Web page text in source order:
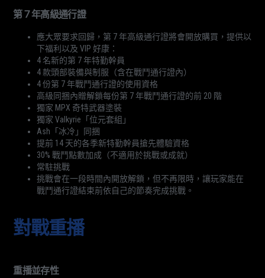
第 7 年高級通行證
應大眾要求回歸，第 7 年高級通行證將會開放購買，提供以
下福利以及 VIP 好康：
4 名新的第 7 年特勤幹員
4 款頭部裝備與制服（含在戰鬥通行證內）
4 份第 7 年戰鬥通行證的使用資格
高級同捆內贈解鎖每份第 7 年戰鬥通行證的前 20 階
獨家 MPX 奇特武器塗裝
獨家 Valkyrie「位元套組」
Ash「冰冷」同捆
提前 14 天的各季新特勤幹員搶先體驗資格
30% 戰鬥點數加成（不適用於挑戰或成就）
常駐挑戰
挑戰會在一段時間內開放解鎖，但不再限時，讓玩家能在
戰鬥通行證結束前依自己的節奏完成挑戰。
對戰重播
重播並存性